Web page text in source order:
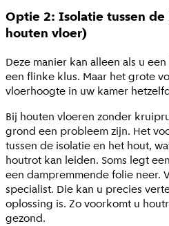
Optie 2: Isolatie tussen
houten vloer)
Deze manier kan alleen als u
een flinke klus. Maar het grote
vloerhoogte in uw kamer
Bij houten vloeren zonder
grond een probleem zijn. Het
tussen de isolatie en het hout,
houtrot kan leiden. Soms legt
een dampremmende folie neer.
specialist. Die kan u precies
oplossing is. Zo voorkomt u
gezond.